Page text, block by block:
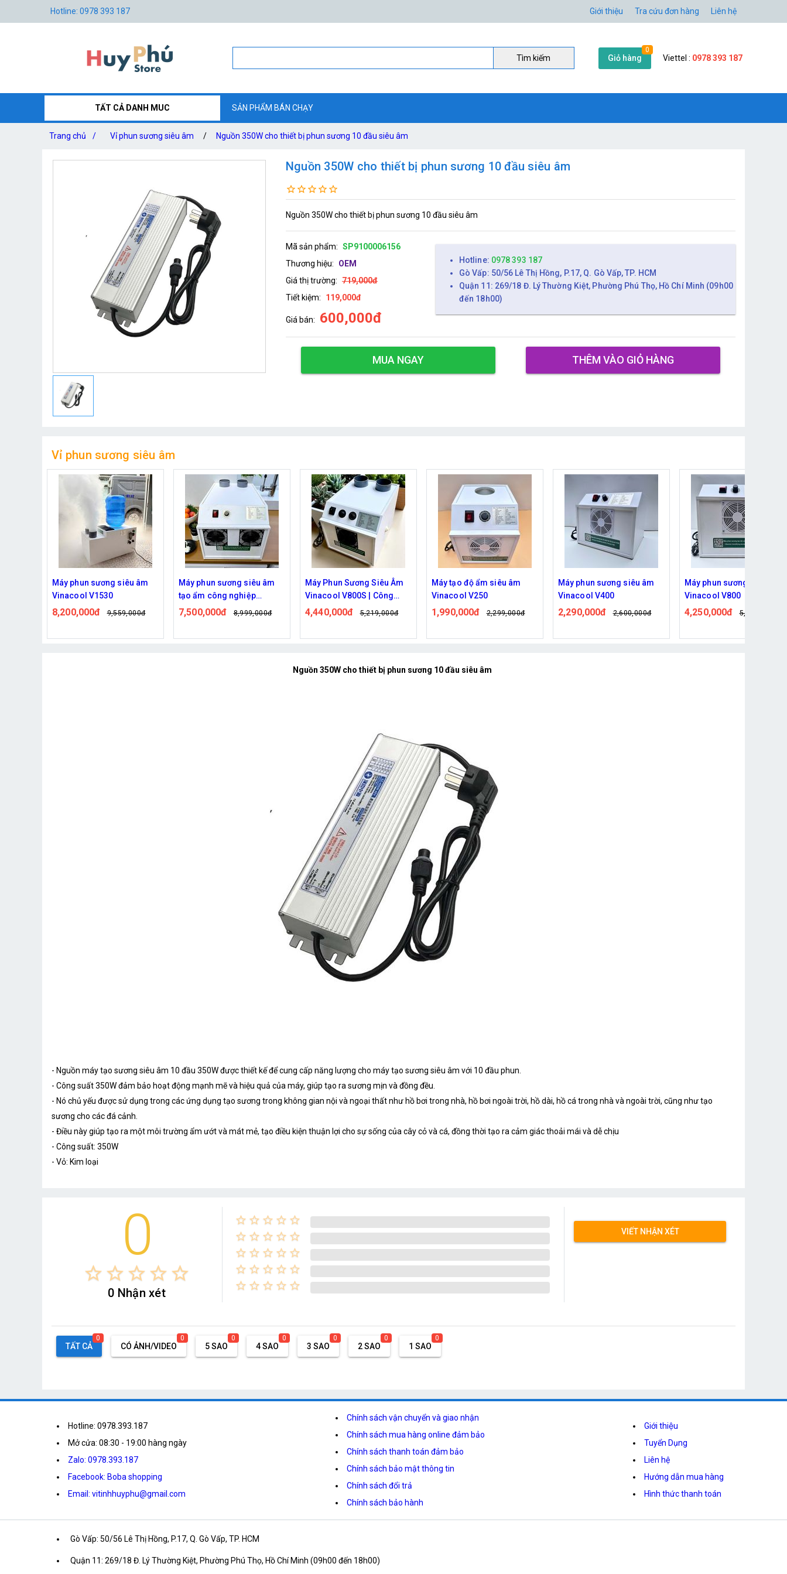
Hotline: 0978 393 187 Giới thiệu Tra cứu đơn hàng Liên hệ
Tìm kiếm Giỏ hàng
0
Viettel : 0978 393 187
TẤT CẢ DANH MUC SẢN PHẨM BÁN CHẠY
Trang chủ / Vỉ phun sương siêu âm / Nguồn 350W cho thiết bị phun sương 10 đầu siêu âm
Nguồn 350W cho thiết bị phun sương 10 đầu siêu âm
Nguồn 350W cho thiết bị phun sương 10 đầu siêu âm
Mã sản phẩm: SP9100006156
Thương hiệu:
OEM
Giá thị trường: 719,000đ
Tiết kiệm:
119,000đ
Giá bán: 600,000đ
Hotline: 0978 393 187
Gò Vấp: 50/56 Lê Thị Hồng, P.17, Q. Gò Vấp, TP. HCM
Quận 11: 269/18 Đ. Lý Thường Kiệt, Phường Phú Thọ, Hồ Chí Minh (09h00
đến 18h00)
MUA NGAY THÊM VÀO GIỎ HÀNG
Vỉ phun sương siêu âm
Máy phun sương siêu âm
Vinacool V1530
8,200,000đ 9,559,000đ
Máy phun sương siêu âm
tạo ẩm công nghiệp
Vinacool V1500 – Giải pháp
7,500,000đ 8,999,000đ
Máy Phun Sương Siêu Âm
Vinacool V800S | Công
Suất Lớn, Tạo Khói Làm Mát
4,440,000đ 5,219,000đ
Máy tạo độ ẩm siêu âm
Vinacool V250
1,990,000đ 2,299,000đ
Máy phun sương siêu âm
Vinacool V400
2,290,000đ 2,600,000đ
Máy phun sương siêu âm
Vinacool V800
4,250,000đ 5,019,000đ
Nguồn 350W cho thiết bị phun sương 10 đầu siêu âm
- Nguồn máy tạo sương siêu âm 10 đầu 350W được thiết kế để cung cấp năng lượng cho máy tạo sương siêu âm với 10 đầu phun.
- Công suất 350W đảm bảo hoạt động mạnh mẽ và hiệu quả của máy, giúp tạo ra sương mịn và đồng đều.
- Nó chủ yếu được sử dụng trong các ứng dụng tạo sương trong không gian nội và ngoại thất như hồ bơi trong nhà, hồ bơi ngoài trời, hồ dài, hồ cá trong nhà và ngoài trời, cũng như tạo
sương cho các đá cảnh.
- Điều này giúp tạo ra một môi trường ẩm ướt và mát mẻ, tạo điều kiện thuận lợi cho sự sống của cây cỏ và cá, đồng thời tạo ra cảm giác thoải mái và dễ chịu
- Công suất: 350W
- Vỏ: Kim loại
0
star_border star_border star_border star_border star_border
0 Nhận xét
star_border star_border star_border star_border star_border
star_border star_border star_border star_border star_border
star_border star_border star_border star_border star_border
star_border star_border star_border star_border star_border
star_border star_border star_border star_border star_border
VIẾT NHẬN XÉT
TẤT CẢ
0
CÓ ẢNH/VIDEO
0
5 SAO
0
4 SAO
0
3 SAO
0
2 SAO
0
1 SAO
0
Hotline: 0978.393.187
Mở cửa: 08:30 - 19:00 hàng ngày
Zalo: 0978.393.187
Facebook: Boba shopping
Email: vitinhhuyphu@gmail.com
Chính sách vận chuyển và giao nhận
Chính sách mua hàng online đảm bảo
Chính sách thanh toán đảm bảo
Chính sách bảo mật thông tin
Chính sách đổi trả
Chính sách bảo hành
Giới thiệu
Tuyển Dụng
Liên hệ
Hướng dẫn mua hàng
Hình thức thanh toán
Gò Vấp: 50/56 Lê Thị Hồng, P.17, Q. Gò Vấp, TP. HCM
Quận 11: 269/18 Đ. Lý Thường Kiệt, Phường Phú Thọ, Hồ Chí Minh (09h00 đến 18h00)